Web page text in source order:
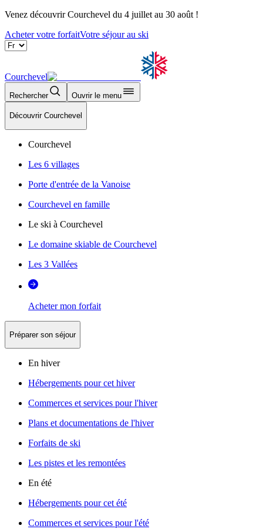
Venez découvrir Courchevel du 4 juillet au 30 août !
Acheter votre forfaitVotre séjour au ski
Courchevel
Rechercher Ouvrir le menu
Découvrir Courchevel
Courchevel
Les 6 villages
Porte d'entrée de la Vanoise
Courchevel en famille
Le ski à Courchevel
Le domaine skiable de Courchevel
Les 3 Vallées
Acheter mon forfait
Préparer son séjour
En hiver
Hébergements pour cet hiver
Commerces et services pour l'hiver
Plans et documentations de l'hiver
Forfaits de ski
Les pistes et les remontées
En été
Hébergements pour cet été
Commerces et services pour l'été